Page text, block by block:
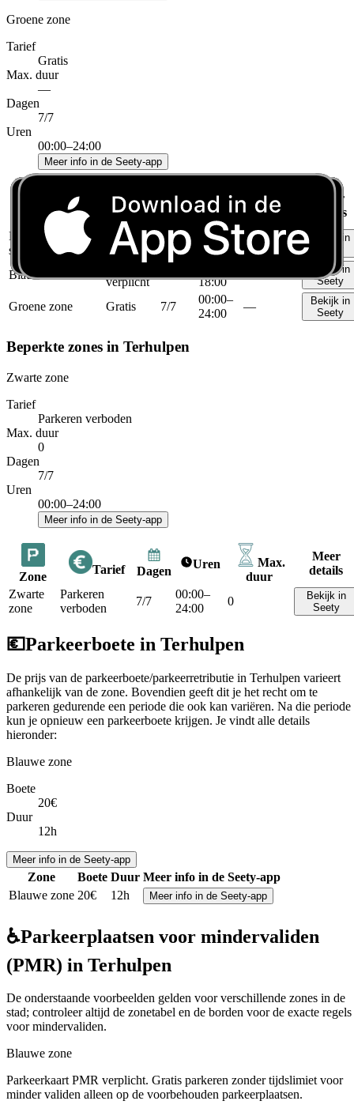
Groene zone
Tarief
Gratis
Max. duur
—
Dagen
7/7
Uren
00:00–24:00
Meer info in de Seety-app
Zone
Tarief Dagen
Uren
Max.
Meer
details
Blauwe zone met
stippellijn
Schijf
verplicht
Ma–vr
09:00–
18:00
30min
Bekijk in
Blauwe zone
verplicht
Ma–vr
18:00
2u
Bekijk in
Seety
Groene zone Gratis 7/7
00:00–
24:00
—
Bekijk in
Seety
Beperkte zones in Terhulpen
Zwarte zone
Tarief
Parkeren verboden
Max. duur
0
Dagen
7/7
Uren
00:00–24:00
Meer info in de Seety-app
Zone
Tarief Dagen
Uren
Max.
duur
Meer
details
Zwarte
zone
Parkeren
verboden
7/7
00:00–
24:00
0
Bekijk in
Seety
💶Parkeerboete in Terhulpen
De prijs van de parkeerboete/parkeerretributie in Terhulpen varieert
afhankelijk van de zone. Bovendien geeft dit je het recht om te
parkeren gedurende een periode die ook kan variëren. Na die periode
kun je opnieuw een parkeerboete krijgen. Je vindt alle details
hieronder:
Blauwe zone
Boete
20€
Duur
12h
Meer info in de Seety-app
Zone Boete Duur Meer info in de Seety-app
Blauwe zone 20€ 12h Meer info in de Seety-app
♿Parkeerplaatsen voor mindervaliden
(PMR) in Terhulpen
De onderstaande voorbeelden gelden voor verschillende zones in de
stad; controleer altijd de zonetabel en de borden voor de exacte regels
voor mindervaliden.
Blauwe zone
Parkeerkaart PMR verplicht. Gratis parkeren zonder tijdslimiet voor
minder validen alleen op de voorbehouden parkeerplaatsen.